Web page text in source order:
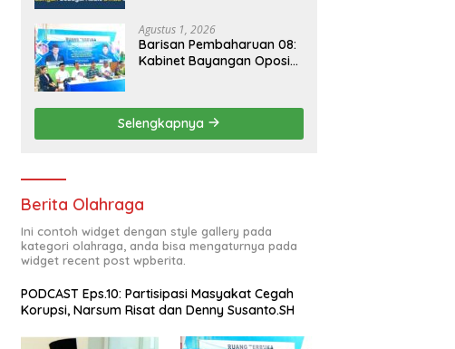
Agustus 1, 2026
Barisan Pembaharuan 08:
Kabinet Bayangan Oposisi
Asta Cita Prabowo-Gibran
Selengkapnya
Berita Olahraga
Ini contoh widget dengan style gallery pada
kategori olahraga, anda bisa mengaturnya pada
widget recent post wpberita.
PODCAST Eps.10: Partisipasi Masyakat Cegah
Korupsi, Narsum Risat dan Denny Susanto.SH